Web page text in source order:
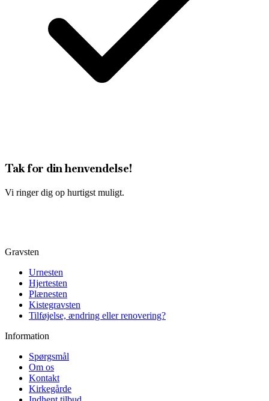
Tak for din henvendelse!
Vi ringer dig op hurtigst muligt.
Gravsten
Urnesten
Hjertesten
Plænesten
Kistegravsten
Tilføjelse, ændring eller renovering?
Information
Spørgsmål
Om os
Kontakt
Kirkegårde